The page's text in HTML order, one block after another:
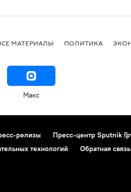
МАТЕРИАЛЫ ПОЛИТИКА
Макс
релизы Пресс-центр Sputnik
технологий Обратная связь